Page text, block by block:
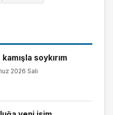
soykırım
2026 Salı